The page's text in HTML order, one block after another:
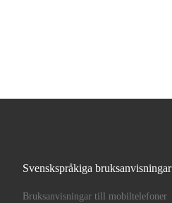
Svenskspråkiga bruksanvisningar
Bruksanvisningar till mobiltelefoner